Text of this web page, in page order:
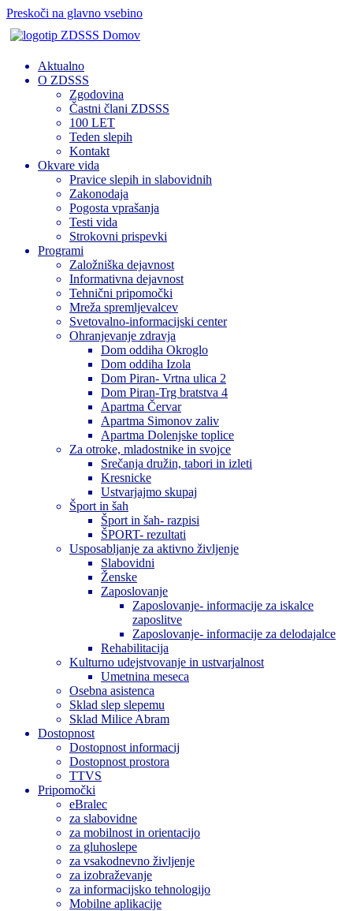
Preskoči na glavno vsebino
Domov
Aktualno
O ZDSSS
Zgodovina
Častni člani ZDSSS
100 LET
Teden slepih
Kontakt
Okvare vida
Pravice slepih in slabovidnih
Zakonodaja
Pogosta vprašanja
Testi vida
Strokovni prispevki
Programi
Založniška dejavnost
Informativna dejavnost
Tehnični pripomočki
Mreža spremljevalcev
Svetovalno-informacijski center
Ohranjevanje zdravja
Dom oddiha Okroglo
Dom oddiha Izola
Dom Piran- Vrtna ulica 2
Dom Piran-Trg bratstva 4
Apartma Červar
Apartma Simonov zaliv
Apartma Dolenjske toplice
Za otroke, mladostnike in svojce
Srečanja družin, tabori in izleti
Kresnicke
Ustvarjajmo skupaj
Šport in šah
Šport in šah- razpisi
ŠPORT- rezultati
Usposabljanje za aktivno življenje
Slabovidni
Ženske
Zaposlovanje
Zaposlovanje- informacije za iskalce
zaposlitve
Zaposlovanje- informacije za delodajalce
Rehabilitacija
Kulturno udejstvovanje in ustvarjalnost
Umetnina meseca
Osebna asistenca
Sklad slep slepemu
Sklad Milice Abram
Dostopnost
Dostopnost informacij
Dostopnost prostora
TTVS
Pripomočki
eBralec
za slabovidne
za mobilnost in orientacijo
za gluhoslepe
za vsakodnevno življenje
za izobraževanje
za informacijsko tehnologijo
Mobilne aplikacije